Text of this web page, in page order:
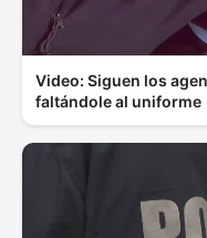
Video: Siguen los
faltándole al uniforme